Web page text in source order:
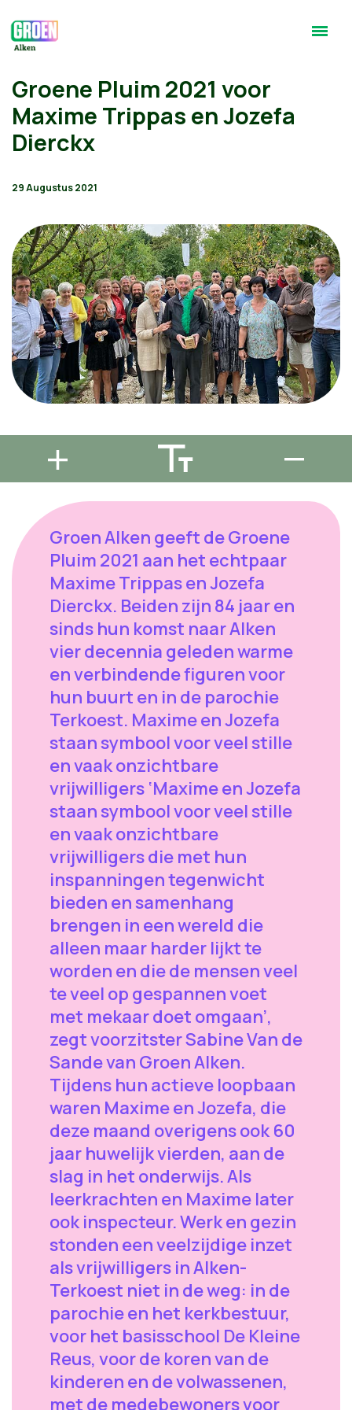
Groene Pluim 2021 voor
Maxime Trippas en Jozefa
Dierckx
29 Augustus 2021
Groen Alken geeft de Groene
Pluim 2021 aan het echtpaar
Maxime Trippas en Jozefa
Dierckx. Beiden zijn 84 jaar en
sinds hun komst naar Alken
vier decennia geleden warme
en verbindende figuren voor
hun buurt en in de parochie
Terkoest. Maxime en Jozefa
staan symbool voor veel stille
en vaak onzichtbare
vrijwilligers ‘Maxime en Jozefa
staan symbool voor veel stille
en vaak onzichtbare
vrijwilligers die met hun
inspanningen tegenwicht
bieden en samenhang
brengen in een wereld die
alleen maar harder lijkt te
worden en die de mensen veel
te veel op gespannen voet
met mekaar doet omgaan’,
zegt voorzitster Sabine Van de
Sande van Groen Alken.
Tijdens hun actieve loopbaan
waren Maxime en Jozefa, die
deze maand overigens ook 60
jaar huwelijk vierden, aan de
slag in het onderwijs. Als
leerkrachten en Maxime later
ook inspecteur. Werk en gezin
stonden een veelzijdige inzet
als vrijwilligers in Alken-
Terkoest niet in de weg: in de
parochie en het kerkbestuur,
voor het basisschool De Kleine
Reus, voor de koren van de
kinderen en de volwassenen,
met de medebewoners voor